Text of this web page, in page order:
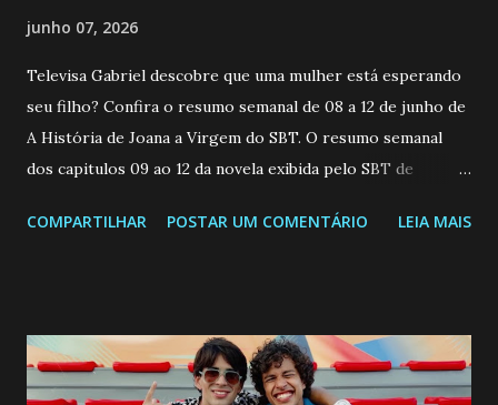
junho 07, 2026
Televisa Gabriel descobre que uma mulher está esperando
seu filho? Confira o resumo semanal de 08 a 12 de junho de
A História de Joana a Virgem do SBT. O resumo semanal
dos capitulos 09 ao 12 da novela exibida pelo SBT de
a Programação Semanal do SBT de 08/06/26 a 14/06/26
confessa a Gabriel que ele demonstrou ser o tipo de
pessoa que ela tanto desejou durante toda a vida. Camila
COMPARTILHAR POSTAR UM COMENTÁRIO LEIA MAIS